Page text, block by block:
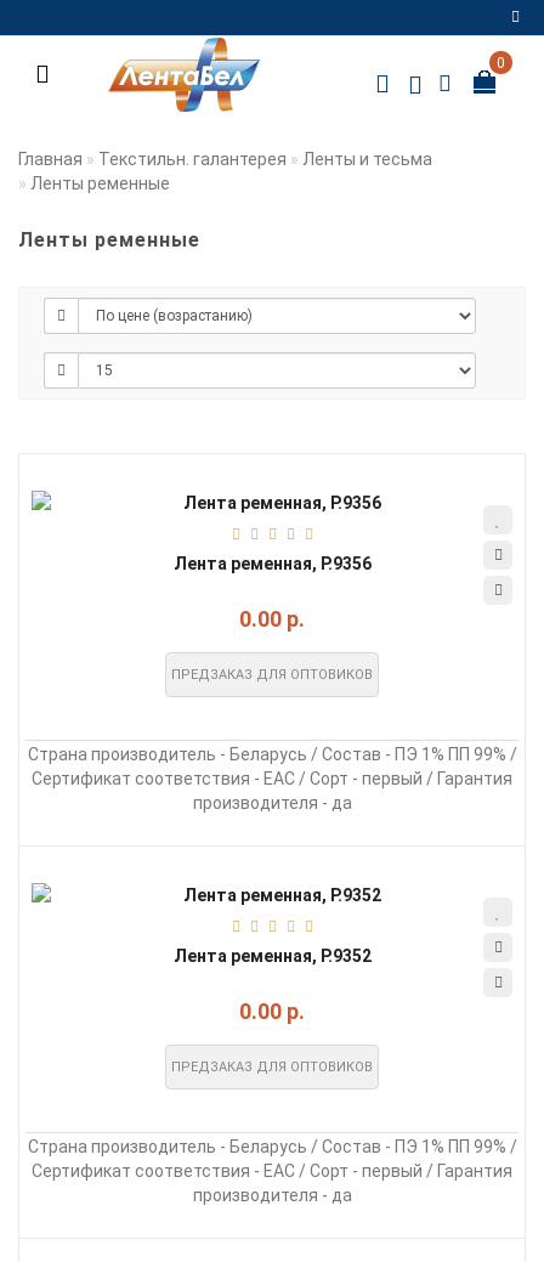
Регистрация
товаров0
0
Главная Текстильн. галантерея
Ленты и тесьма
Ленты ременные
Ленты ременные
Лента ременная, Р.9356
0.00 р.
ПРЕДЗАКАЗ ДЛЯ ОПТОВИКОВ
Страна производитель - Беларусь / Состав - ПЭ 1% ПП 99% /
Сертификат соответствия - EAC / Сорт - первый / Гарантия
производителя - да
Лента ременная, Р.9352
0.00 р.
ПРЕДЗАКАЗ ДЛЯ ОПТОВИКОВ
Страна производитель - Беларусь / Состав - ПЭ 1% ПП 99% /
Сертификат соответствия - EAC / Сорт - первый / Гарантия
производителя - да